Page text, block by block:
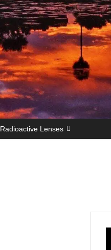
Radioactive Lenses